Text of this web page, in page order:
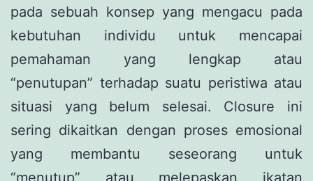
pada sebuah konsep yang mengacu pada
kebutuhan individu untuk mencapai
pemahaman yang lengkap atau
“penutupan” terhadap suatu peristiwa atau
situasi yang belum selesai. Closure ini
sering dikaitkan dengan proses emosional
yang membantu seseorang untuk
“menutup” atau melepaskan ikatan